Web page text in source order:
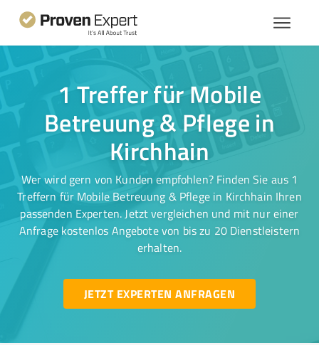
1 Treffer für Mobile
Betreuung & Pflege in
Kirchhain
Wer wird gern von Kunden empfohlen? Finden Sie aus 1
Treffern für Mobile Betreuung & Pflege in Kirchhain Ihren
passenden Experten. Jetzt vergleichen und mit nur einer
Anfrage kostenlos Angebote von bis zu 20 Dienstleistern
erhalten.
JETZT EXPERTEN ANFRAGEN